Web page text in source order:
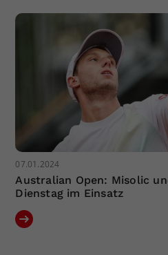
07.01.2024
Australian Open: Misolic
Dienstag im Einsatz
Dieser Wert
Einstellungen.
zufällig
historische
Webseiten-
hat.